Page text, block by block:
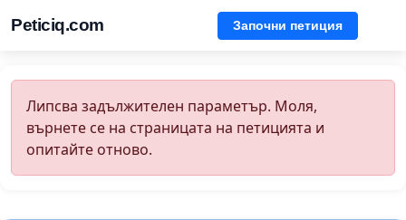
Peticiq.com Започни петиция
Липсва задължителен параметър. Моля,
върнете се на страницата на петицията и
опитайте отново.